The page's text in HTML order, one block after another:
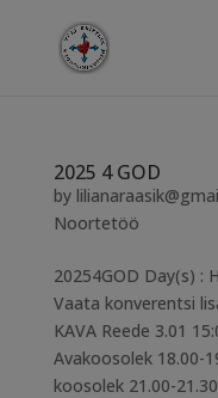
2025 4 GOD
by
Noortetöö
20254GOD Day(s) :
Vaata konverentsi
KAVA Reede 3.01
Avakoosolek 18.00-
koosolek 21.00-